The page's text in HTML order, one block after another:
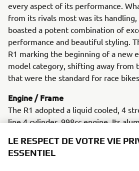
every aspect of its performance.
from its rivals most was its handling,
boasted a potent combination of
performance and beautiful styling.
R1 marking the beginning of a new
model category, shifting away from
that were the standard for race
Engine / Frame
The R1 adopted a liquid cooled, 4
line 4 cylinder, 998cc engine. Its
LE RESPECT DE VOTRE VIE
ESSENTIEL